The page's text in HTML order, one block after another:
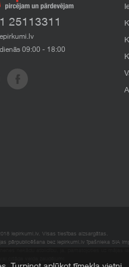
25113311
09:00 - 18:00
Iepirkumi.lv. Visas tiesības aizsargātas.
pārpublicēšana bez iepirkumi.lv īpašnieka SIA